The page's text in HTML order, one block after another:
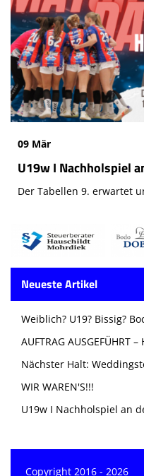
09 Mär
U19w I Nachholspiel
Der Tabellen 9. erwartet
Neueste Artikel
Weiblich? U19? Bissig?
AUFTRAG AUSGEFÜHRT
Nächster Halt:
WIR WAREN'S!!!
U19w I Nachholspiel an
Copyright 2016 - 2026